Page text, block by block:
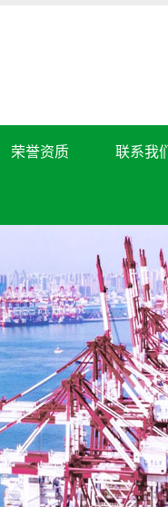
荣誉资质 联系我们